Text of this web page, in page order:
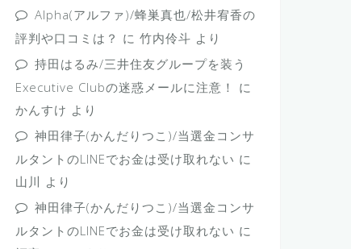
Alpha(アルファ)/蜂巣真也/松井宥香の
評判や口コミは？ に 竹内伶斗 より
持田はるみ/三井住友グループを装う
Executive Clubの迷惑メールに注意！
に
かんすけ より
神田律子(かんだりつこ)/当選金コンサ
ルタントのLINEでお金は受け取れない に
山川 より
神田律子(かんだりつこ)/当選金コンサ
ルタントのLINEでお金は受け取れない に